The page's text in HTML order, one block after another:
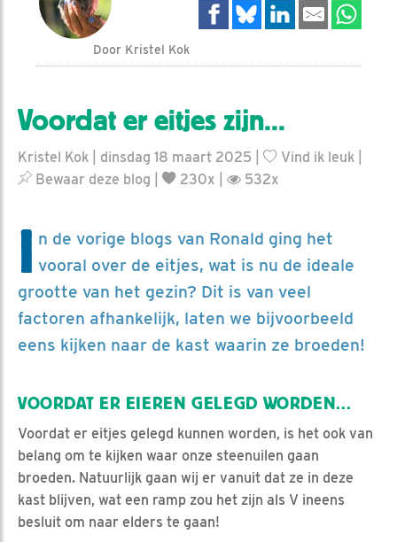
Door Kristel Kok
Voordat er eitjes zijn...
Kristel Kok | dinsdag 18 maart 2025 | Vind ik leuk
Bewaar deze blog
230x | 532x
I n de vorige blogs van Ronald ging het
vooral over de eitjes, wat is nu de ideale
grootte van het gezin? Dit is van veel
factoren afhankelijk, laten we bijvoorbeeld
eens kijken naar de kast waarin ze broeden!
VOORDAT ER EIEREN GELEGD WORDEN...
Voordat er eitjes gelegd kunnen worden, is het ook van
belang om te kijken waar onze steenuilen gaan
broeden. Natuurlijk gaan wij er vanuit dat ze in deze
kast blijven, wat een ramp zou het zijn als V ineens
besluit om naar elders te gaan!